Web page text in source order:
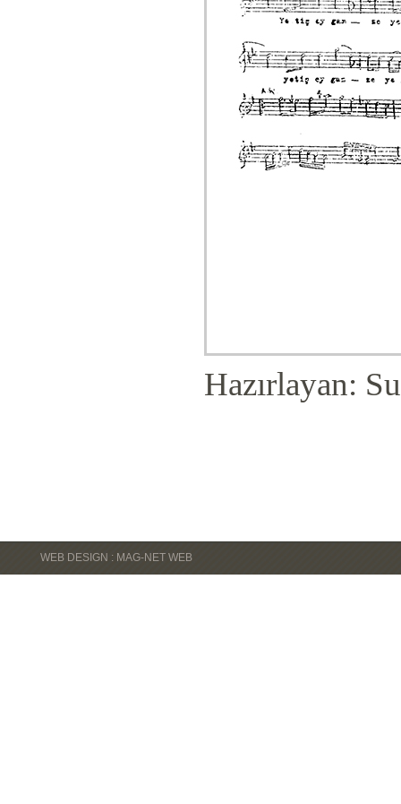
Hazırlayan:
WEB DESIGN : MAG-NET WEB